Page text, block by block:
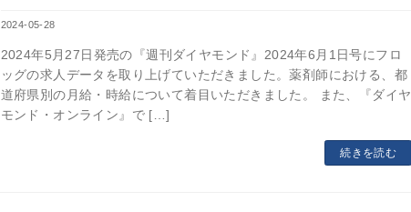
2024-05-28
2024年5月27日発売の『週刊ダイヤモンド』2024年6月1日号にフロ
ッグの求人データを取り上げていただきました。薬剤師における、都
道府県別の月給・時給について着目いただきました。 また、『ダイヤ
モンド・オンライン』で […]
続きを読む